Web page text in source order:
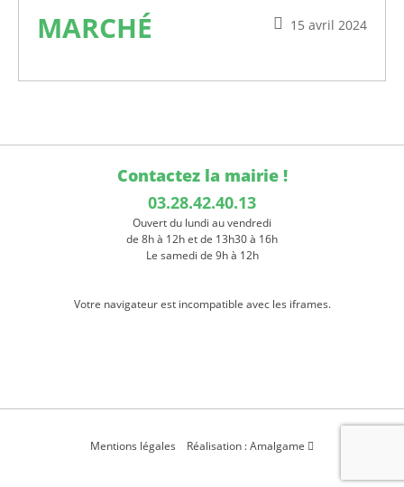
15 avril 2024
MARCHÉ
Contactez la mairie !
03.28.42.40.13
Ouvert du lundi au vendredi
de 8h à 12h et de 13h30 à 16h
Le samedi de 9h à 12h
Votre navigateur est incompatible avec les iframes.
Mentions légales Réalisation : Amalgame